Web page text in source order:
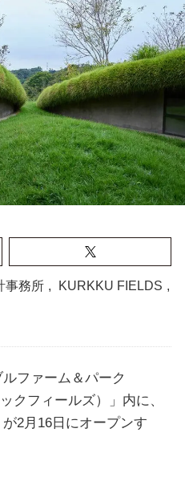
事務所 , KURKKU FIELDS ,
ファーム＆パーク
クフィールズ）」内に、
2月16日にオープンす